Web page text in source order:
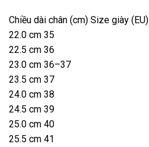
Chiều dài chân (cm) Size giày (EU)
22.0 cm 35
22.5 cm 36
23.0 cm 36–37
23.5 cm 37
24.0 cm 38
24.5 cm 39
25.0 cm 40
25.5 cm 41